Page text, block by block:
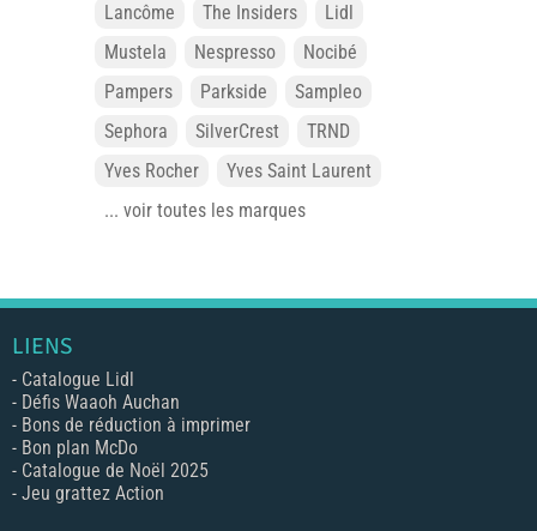
Lancôme
The Insiders
Lidl
Mustela
Nespresso
Nocibé
Pampers
Parkside
Sampleo
Sephora
SilverCrest
TRND
Yves Rocher
Yves Saint Laurent
... voir toutes les marques
LIENS
- Catalogue Lidl
- Défis Waaoh Auchan
- Bons de réduction à imprimer
- Bon plan McDo
- Catalogue de Noël 2025
- Jeu grattez Action